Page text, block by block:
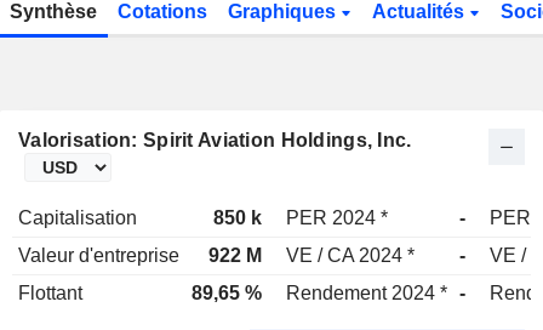
Synthèse Cotations Graphiques Actualités
Valorisation: Spirit Aviation Holdings, Inc.
Capitalisation 850 k PER 2024 * -
PER
Valeur d'entreprise
922 M VE / CA 2024 * -
VE /
Flottant
89,65 % Rendement 2024 * -